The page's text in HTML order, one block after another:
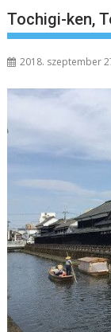
Tochigi-ken,
2018. szeptember